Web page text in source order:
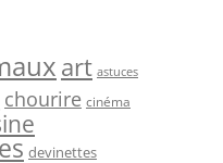
art astuces
chourire cinéma
devinettes